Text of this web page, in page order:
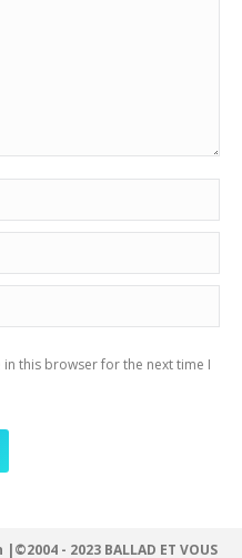
in this browser for the next time I
- 2023 BALLAD ET VOUS